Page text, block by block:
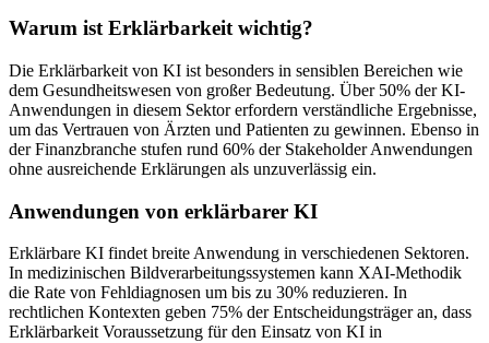
Warum ist Erklärbarkeit wichtig?
Die Erklärbarkeit von KI ist besonders in sensiblen Bereichen wie
dem Gesundheitswesen von großer Bedeutung. Über 50% der KI-
Anwendungen in diesem Sektor erfordern verständliche Ergebnisse,
um das Vertrauen von Ärzten und Patienten zu gewinnen. Ebenso in
der Finanzbranche stufen rund 60% der Stakeholder Anwendungen
ohne ausreichende Erklärungen als unzuverlässig ein.
Anwendungen von erklärbarer KI
Erklärbare KI findet breite Anwendung in verschiedenen Sektoren.
In medizinischen Bildverarbeitungssystemen kann XAI-Methodik
die Rate von Fehldiagnosen um bis zu 30% reduzieren. In
rechtlichen Kontexten geben 75% der Entscheidungsträger an, dass
Erklärbarkeit Voraussetzung für den Einsatz von KI in